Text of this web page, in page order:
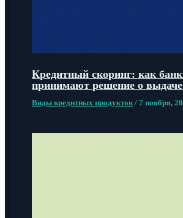
Кредитный скоринг: как
принимают решение о выдаче
Виды кредитных продуктов /7 ноября,